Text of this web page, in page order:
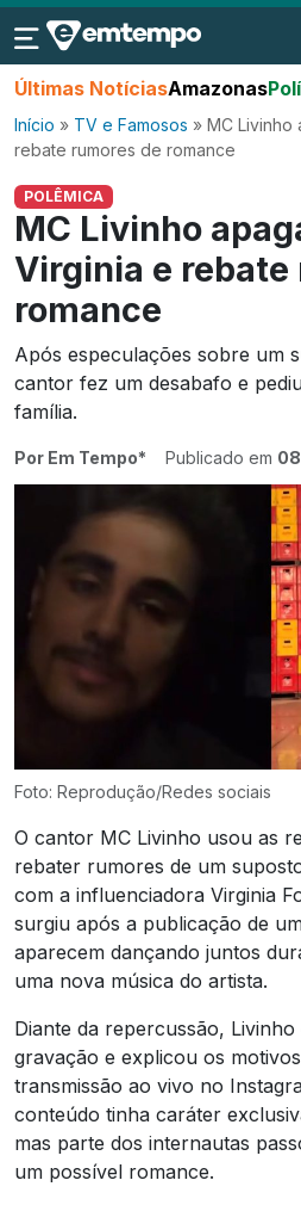
Últimas NotíciasAmazonas
Início » TV e Famosos » MC Livinho
rebate rumores de romance
POLÊMICA
MC Livinho
Virginia e rebate
romance
Após especulações sobre um
cantor fez um desabafo e
família.
Por Em Tempo* Publicado em
Foto: Reprodução/Redes sociais
O cantor MC Livinho usou as
rebater rumores de um
com a influenciadora Virginia
surgiu após a publicação de
aparecem dançando juntos
uma nova música do artista.
Diante da repercussão,
gravação e explicou os
transmissão ao vivo no
conteúdo tinha caráter
mas parte dos internautas
um possível romance.